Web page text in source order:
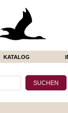
KATALOG